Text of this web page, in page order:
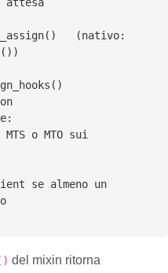
del mixin ritorna